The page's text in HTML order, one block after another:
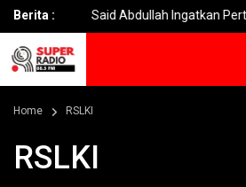
Berita :Said Abdullah Ingatkan
Home RSLKI
RSLKI